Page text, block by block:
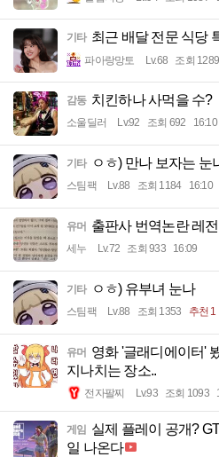
기타 최근 배달 전문 식당
파아랑망토 Lv.68 조회 1289
감동 치킨하나 사먹을 수?
소울딜러 Lv.92 조회 692 16:10
기타 ㅇㅎ) 만나 보자는 눈
스팀팩 Lv.88 조회 1184 16:10
유머 출판사 번역논란 레
세누 Lv.72 조회 933 16:09
기타 ㅇㅎ) 유부녀 눈나
스팀팩 Lv.88 조회 1353 추천 1
유머 영화 '글래디에이터'
지나치는 장소..
전자팔찌 Lv.93 조회 1093
게임
실제 플레이 공개?
일 나온다